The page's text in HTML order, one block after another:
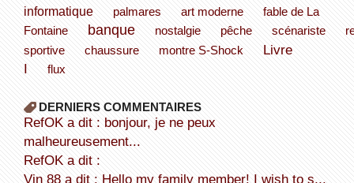
informatique
palmares art moderne
fable de La
Fontaine
banque nostalgie pêche scénariste
sportive
chaussure montre S-Shock
Livre
I
flux
DERNIERS COMMENTAIRES
refOK a dit : bonjour, je ne peux
malheureusement...
refOK a dit :
Vin 88 a dit : Hello my family member! I wish to s...